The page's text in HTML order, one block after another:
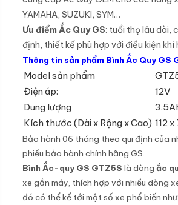
YAMAHA, SUZUKI, SYM…
Ưu điểm Ắc Quy GS: tuổi thọ lâu dài,
định, thiết kế phù hợp với điều kiện khí
Thông tin sản phẩm Bình Ắc Quy GS
Model sản phẩm
Điện áp:
12V
Dung lượng
Kích thước (Dài x Rộng x Cao) 112
Bảo hành 06 tháng theo qui định của
phiếu bảo hành chính hãng GS.
Bình Ắc-quy GS GTZ5S là dòng ắc
xe gắn máy, thích hợp với nhiều dòng
đó có thể kể tới một số xe phổ biến như: